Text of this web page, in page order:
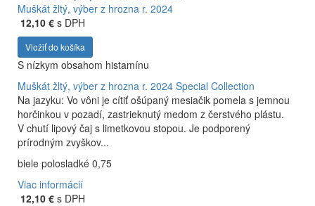
Muškát žltý, výber z hrozna r. 2024
12,10 € s DPH
Vložiť do košíka
S nízkym obsahom histamínu
Muškát žltý, výber z hrozna r. 2024 Special Collection
Na jazyku: Vo vôni je cítiť ošúpaný mesiačik pomela s jemnou
horčinkou v pozadí, zastrieknutý medom z čerstvého plástu.
V chutí lipový čaj s limetkovou stopou. Je podporený
prírodným zvyškov...
biele polosladké 0,75
Viac informácií
12,10 € s DPH